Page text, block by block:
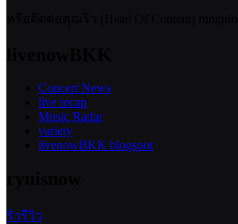
Concert News
live recap
Music Radar
variety
livenowBKK blogspot
ริวรีวิว